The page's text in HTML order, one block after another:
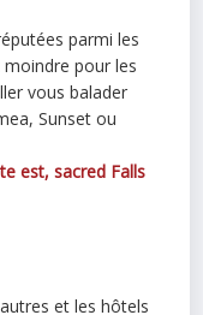
parmi les
moindre pour les
vous balader
Sunset ou
est, sacred Falls
et les hôtels